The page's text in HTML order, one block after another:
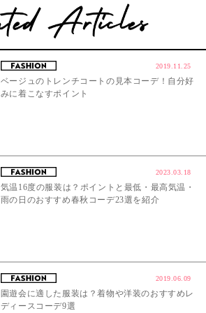
2019.11.25
ベージュのトレンチコートの見本コーデ！自分好
みに着こなすポイント
2023.03.18
気温16度の服装は？ポイントと最低・最高気温・
雨の日のおすすめ春秋コーデ23選を紹介
2019.06.09
園遊会に適した服装は？着物や洋装のおすすめレ
ディースコーデ9選